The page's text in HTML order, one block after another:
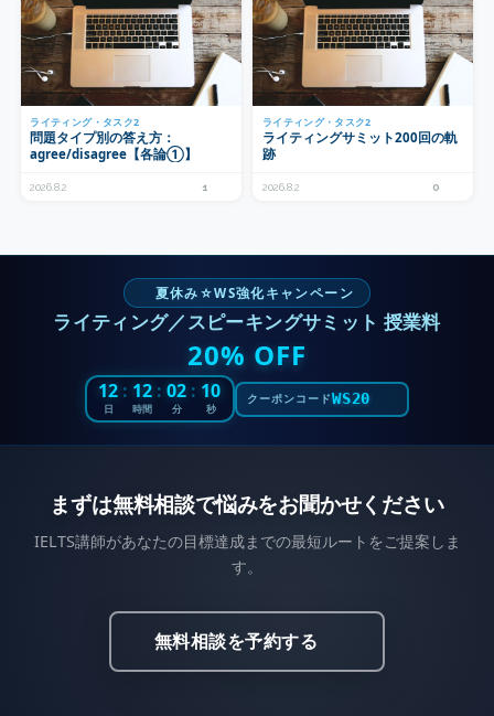
ライティング・タスク2
問題タイプ別の答え方：
agree/disagree【各論①】
2026.8.2 1
ライティング・タスク2
ライティングサミット200回の軌
跡
2026.8.2 0
夏休み☆WS強化キャンペーン
ライティング／スピーキングサミット 授業料
20% OFF
12
日
: 12
時間
: 02
分
: 08
秒
クーポンコードWS20
まずは無料相談で悩みをお聞かせください
IELTS講師があなたの目標達成までの最短ルートをご提案しま
す。
無料相談を予約する